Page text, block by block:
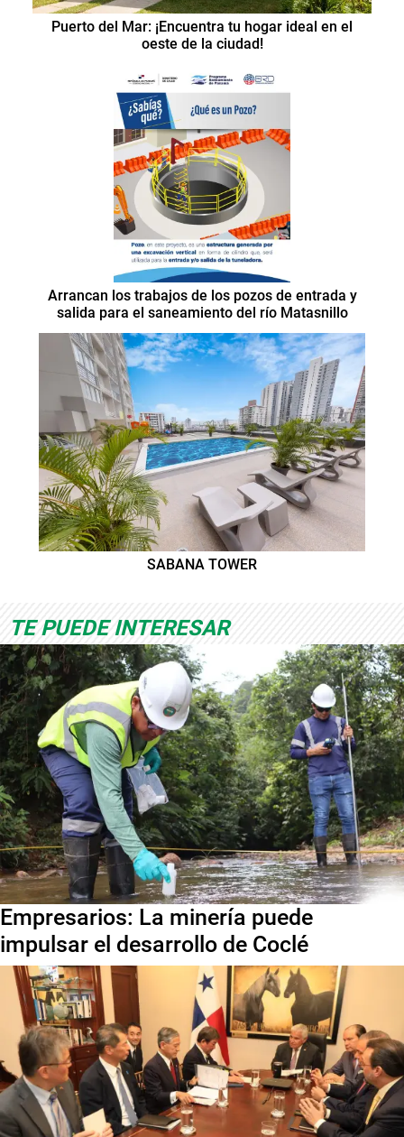
Puerto del Mar: ¡Encuentra tu hogar ideal en el
oeste de la ciudad!
Arrancan los trabajos de los pozos de entrada y
salida para el saneamiento del río Matasnillo
SABANA TOWER
TE PUEDE INTERESAR
Empresarios: La minería puede
impulsar el desarrollo de Coclé